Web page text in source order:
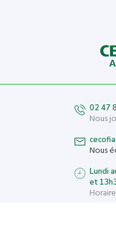
02 47
Nous
Nous
Lundi
et